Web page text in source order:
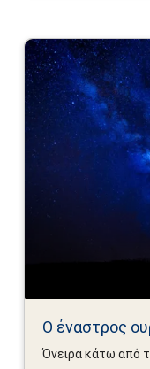
Ο έναστρος
Όνειρα κάτω από